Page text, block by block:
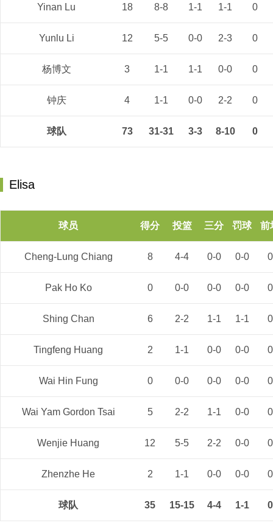
Yinan Lu 18 8-8 1-1 1-1 0
Yunlu Li 12 5-5 0-0 2-3 0
杨博文 3 1-1 1-1 0-0 0
钟庆 4 1-1 0-0 2-2 0
球队 73 31-31 3-3 8-10 0
Elisa
球员 得分 投篮 三分 罚球 前
Cheng-Lung Chiang 8 4-4 0-0 0-0 0
Pak Ho Ko 0 0-0 0-0 0-0 0
Shing Chan 6 2-2 1-1 1-1 0
Tingfeng Huang 2 1-1 0-0 0-0 0
Wai Hin Fung 0 0-0 0-0 0-0 0
Wai Yam Gordon Tsai 5 2-2 1-1 0-0 0
Wenjie Huang 12 5-5 2-2 0-0 0
Zhenzhe He 2 1-1 0-0 0-0 0
球队 35 15-15 4-4 1-1 0